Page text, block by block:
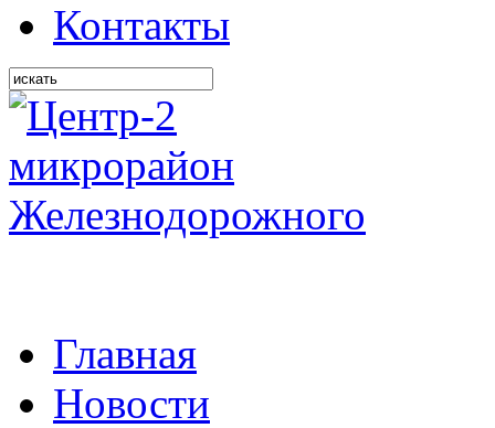
Контакты
Главная
Новости